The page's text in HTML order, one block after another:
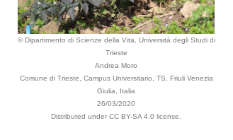
© Dipartimento di Scienze della Vita, Università degli Studi di
Trieste
Andrea Moro
Comune di Trieste, Campus Universitario, TS, Friuli Venezia
Giulia, Italia
26/03/2020
Distributed under CC BY-SA 4.0 license.